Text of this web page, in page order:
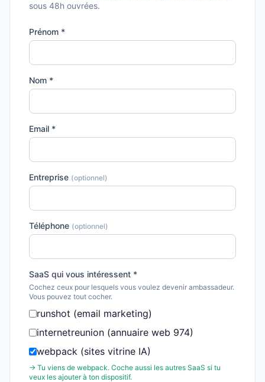
sous 48h ouvrées.
Prénom *
Nom *
Email *
Entreprise (optionnel)
Téléphone (optionnel)
SaaS qui vous intéressent *
Cochez ceux pour lesquels vous voulez devenir ambassadeur.
Vous pouvez tout cocher.
runshot (email marketing)
internetreunion (annuaire web 974)
webpack (sites vitrine IA)
→ Tu viens de webpack. Coche aussi les autres SaaS si tu
veux les ajouter à ton dispositif.